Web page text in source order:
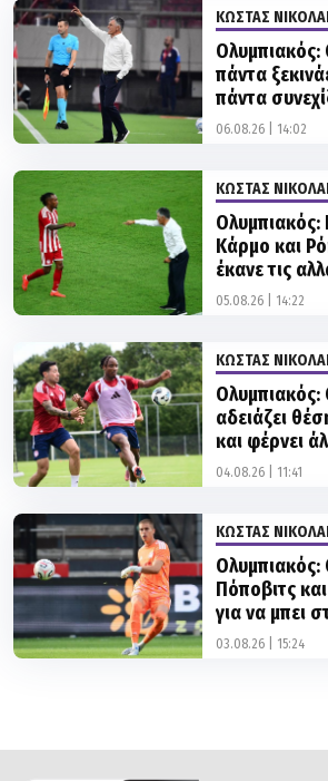
πάντα
πάντα
06.08.26 | 14:02
ΚΩΣΤΑΣ
Κάρμο και
έκανε τις
γρήγορα
05.08.26 | 14:22
ΚΩΣΤΑΣ
αδειάζει
και φέρνει
Σαλάχ)
04.08.26 | 11:41
ΚΩΣΤΑΣ
Πόποβιτς
για να μπει
Ορτέγκα!
03.08.26 | 15:24